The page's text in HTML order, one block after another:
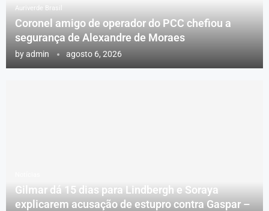
Auriverde Brasil
Coronel amigo de operador do PCC chefiou a
segurança de Alexandre de Moraes
byadmin agosto 6, 2026
Gilmar dá 15 dias para Lindbergh e Soraya
explicarem acusação de estupro contra Gaspar –